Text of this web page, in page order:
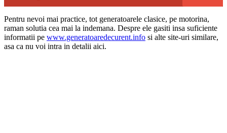
Pentru nevoi mai practice, tot generatoarele clasice, pe motorina,
raman solutia cea mai la indemana. Despre ele gasiti insa suficiente
informatii pe www.generatoaredecurent.info si alte site-uri similare,
asa ca nu voi intra in detalii aici.